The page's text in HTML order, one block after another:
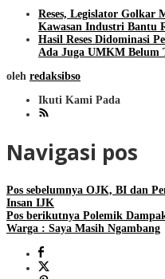
Reses, Legislator Golkar
Kawasan Industri Bantu
Hasil Reses Didominasi
Ada Juga UMKM Belum
oleh redaksibso
Ikuti Kami Pada
Navigasi pos
Pos sebelumnya OJK, BI dan
Insan IJK
Pos berikutnya Polemik
Warga : Saya Masih Ngambang